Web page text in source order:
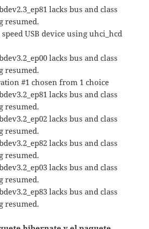
lacks bus and class
resumed.
USB device using uhci_hcd
lacks bus and class
resumed.
#1 chosen from 1 choice
lacks bus and class
resumed.
lacks bus and class
resumed.
lacks bus and class
resumed.
lacks bus and class
resumed.
lacks bus and class
resumed.